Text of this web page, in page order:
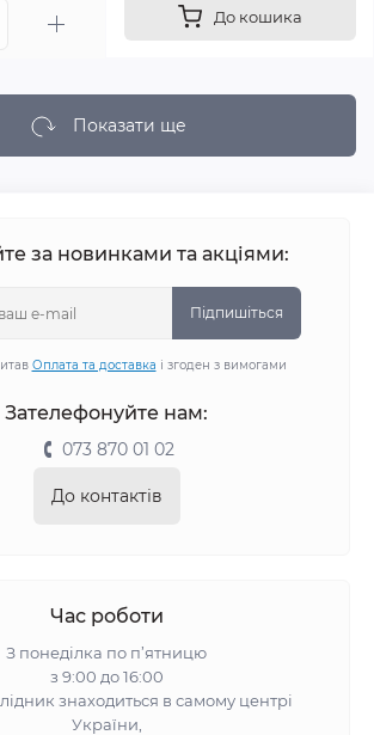
До кошика
Показати ще
за новинками та акціями:
Підпишіться
Оплата та доставка і згоден з вимогами
Зателефонуйте нам:
073 870 01 02
До контактів
Час роботи
З понеділка по п’ятницю
з 9:00 до 16:00
знаходиться в самому центрі
України,